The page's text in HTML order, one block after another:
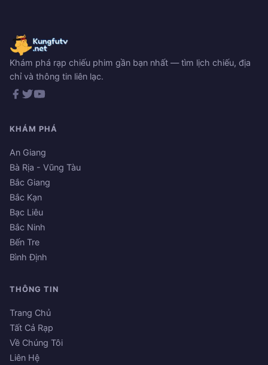
Khám phá rạp chiếu phim gần bạn nhất — tìm lịch chiếu, địa
chỉ và thông tin liên lạc.
KHÁM PHÁ
An Giang
Bà Rịa - Vũng Tàu
Bắc Giang
Bắc Kạn
Bạc Liêu
Bắc Ninh
Bến Tre
Bình Định
THÔNG TIN
Trang Chủ
Tất Cả Rạp
Về Chúng Tôi
Liên Hệ